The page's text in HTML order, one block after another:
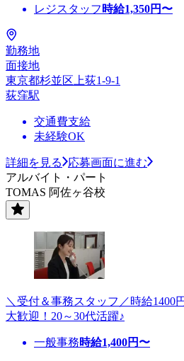
レジスタッフ 時給1,350円〜
勤務地
面接地
東京都杉並区上荻1-9-1
荻窪駅
交通費支給
未経験OK
詳細を見る
応募画面に進む
アルバイト・パート
TOMAS 阿佐ヶ谷校
＼受付＆事務スタッフ／時給
大歓迎！20～30代活躍♪
一般事務時給1,400円〜